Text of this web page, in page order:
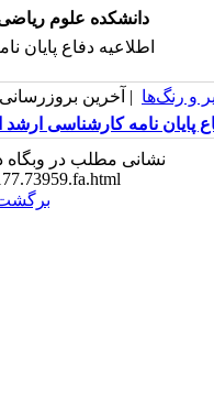
دانشکده علوم ریاضی
اطلاعیه دفاع پایان
و رنگ‌ها | آخرین بروزرسانی: ۱۴۰۳/۱۱/
پایان نامه کارشناسی
نشانی مطلب در وبگاه